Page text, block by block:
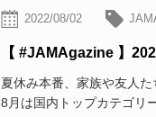
2022/08/02
【 #JAMAgazine 】
夏休み本番、家族や友人た
8月は国内トップカテゴリ